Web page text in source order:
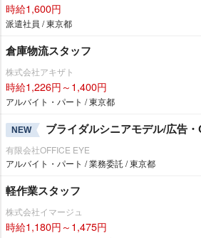
時給1,600円
派遣社員 / 東京都
倉庫物流スタッフ
株式会社アキザト
時給1,226円～1,400円
アルバイト・パート / 東京都
NEW ブライダルシニアモデル/広告
有限会社OFFICE EYE
アルバイト・パート / 業務委託 / 東京都
軽作業スタッフ
株式会社イマージュ
時給1,180円～1,475円